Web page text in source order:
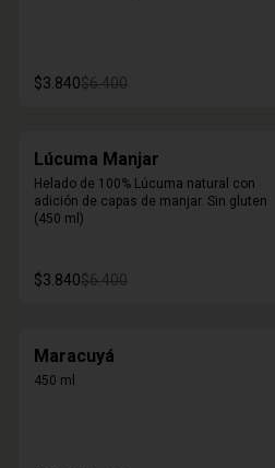
$3.840$6.400
Lúcuma Manjar
Helado de 100% Lúcuma natural con
adición de capas de manjar. Sin gluten
(450 ml)
$3.840$6.400
Maracuyá
450 ml